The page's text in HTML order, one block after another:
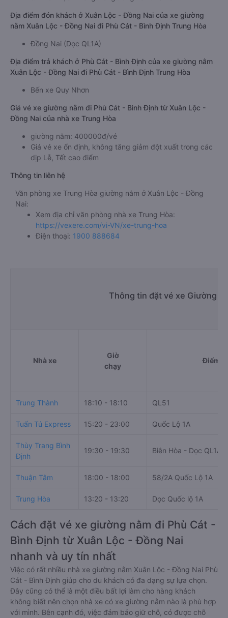
Địa điểm đón khách ở Xuân Lộc - Đồng Nai của xe giường
nằm Xuân Lộc - Đồng Nai đi Phù Cát - Bình Định Trung Hòa
Đồng Nai (Dọc QL1A)
Địa điểm trả khách ở Phù Cát - Bình Định của xe giường nằm
Xuân Lộc - Đồng Nai đi Phù Cát - Bình Định Trung Hòa
Bến xe Quy Nhơn
Giá vé xe giường nằm đi Phù Cát - Bình Định từ Xuân Lộc -
Đồng Nai của nhà xe Trung Hòa
giường nằm: 400000đ/vé
Giá vé xe ổn định, không tăng giảm đột xuất trong các
dịp Lễ, Tết cao điểm
Thông tin liên hệ
Văn phòng xe Trung Hòa giường nằm ở Xuân Lộc - Đồng
Nai:
Xem địa chỉ văn phòng nhà xe Trung Hòa:
https://vexere.com/vi-VN/xe-trung-hoa
Điện thoại: 1900 888684
Thông tin đặt vé xe Giường
Nhà xe
Giờ
chạy
Điểm đi
Trung Thành 18:10 - 18:10 QL51
Tuấn Tú Express 15:20 - 23:00 Quốc Lộ 1A
Thùy Trang Bình
Định
19:30 - 19:30 Biên Hòa - Dọc QL1A
Thuận Tâm 18:00 - 18:00 58/2A Quốc Lộ 1A
Trung Hòa 13:20 - 13:20 Dọc Quốc lộ 1A
Cách đặt vé xe giường nằm đi Phù Cát -
Bình Định từ Xuân Lộc - Đồng Nai
nhanh và uy tín nhất
Việc có rất nhiều nhà xe giường nằm Xuân Lộc - Đồng Nai Phù
Cát - Bình Định giúp cho du khách có đa dạng sự lựa chọn.
Đây cũng có thể là một điều bất lợi làm cho hàng khách
không biết nên chọn nhà xe có xe giường nằm nào là phù hợp
với mình. Bên cạnh đó, việc đảm bảo giữ chỗ, có được chỗ